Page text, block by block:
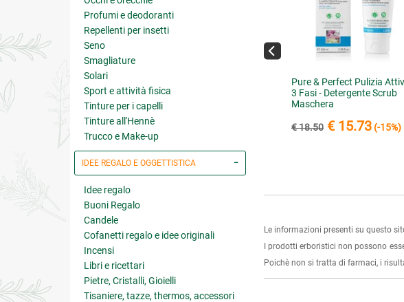
Profumi e deodoranti
Repellenti per insetti
Seno
Smagliature
Solari
Sport e attività fisica
Tinture per i capelli
Tinture all'Hennè
Trucco e Make-up
IDEE REGALO E OGGETTISTICA
Idee regalo
Buoni Regalo
Candele
Cofanetti regalo e idee originali
Incensi
Libri e ricettari
Pietre, Cristalli, Gioielli
Tisaniere, tazze, thermos, accessori
Pure & Perfect Pulizia
3 Fasi - Detergente Scrub
Maschera
€ 18.50 € 15.73(-15%)
Daily Defence Crema
Occhi Bio
(-10%) € 13.90
Le informazioni presenti su questo
I prodotti erboristici non possono
Poichè non si tratta di farmaci, i